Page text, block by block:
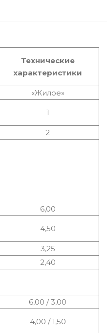
Технические
характеристики
«Жилое»
1
2
6,00
4,50
3,25
2,40
6,00 / 3,00
4,00 / 1,50